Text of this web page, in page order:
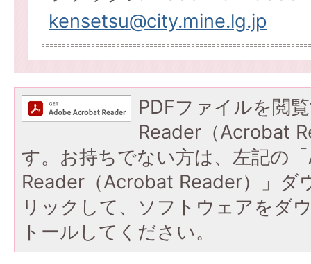
kensetsu@city.mine.lg.jp
PDFファイルを閲
Reader（Acrobat
す。お持ちでない方は、左記の
Reader（Acrobat Reader）」ダ
リックして、ソフトウェアをダ
トールしてください。